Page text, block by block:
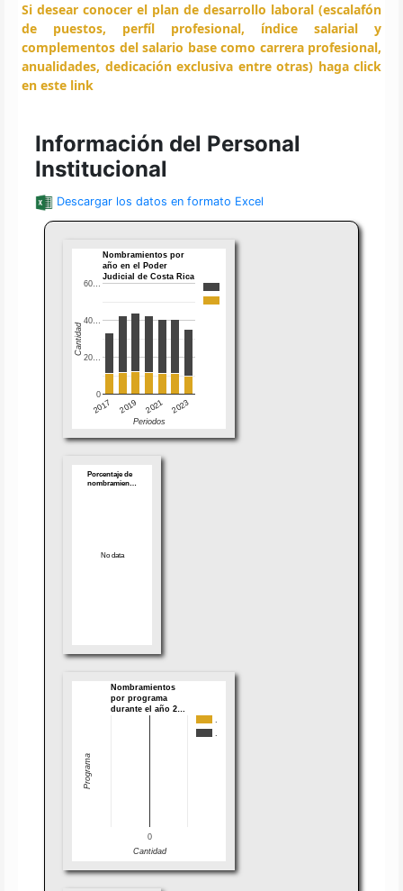
Si desear conocer el plan de desarrollo laboral (escalafón
de puestos, perfíl profesional, índice salarial y
complementos del salario base como carrera profesional,
anualidades, dedicación exclusiva entre otras) haga click
en este link